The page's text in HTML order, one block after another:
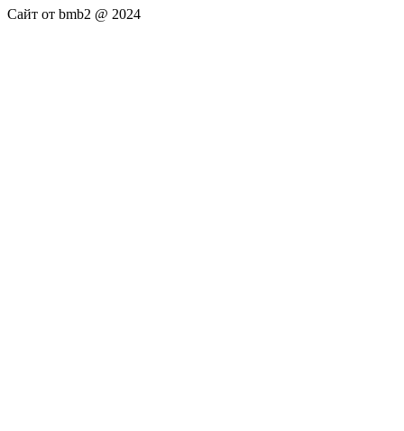
Сайт от bmb2 @ 2024